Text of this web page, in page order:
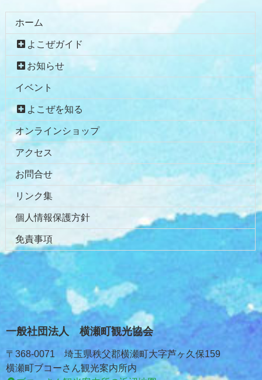
ホーム
よこぜガイド
お知らせ
イベント
よこぜを知る
オンラインショップ
アクセス
お問合せ
リンク集
個人情報保護方針
免責事項
一般社団法人 横瀬町観光協会
〒368-0071 埼玉県秩父郡横瀬町大字芦ヶ久保159
横瀬町ブコーさん観光案内所内